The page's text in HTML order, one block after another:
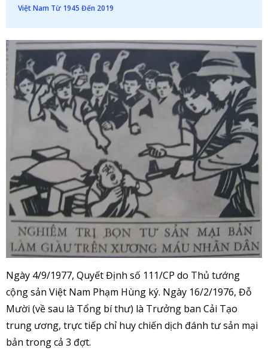
Việt Nam Từ 1945 Đến 2019
Ngày 4/9/1977, Quyết Định số 111/CP do Thủ tướng
cộng sản Việt Nam Phạm Hùng ký. Ngày 16/2/1976, Đỗ
Mười (về sau là Tổng bí thư) là Trưởng ban Cải Tạo
trung ương, trực tiếp chỉ huy chiến dịch đánh tư sản mại
bản trong cả 3 đợt.